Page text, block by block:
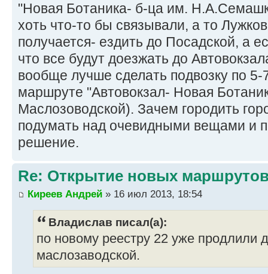
"Новая Ботаника- б-ца им.
хоть что-то бы связывали, а то
получается- ездить до Посадской, а
что все будут доезжать до
вообще лучше сделать подвозку по 5-
маршруте "Автовокзал- Новая
Маслозоводской). Зачем городить
подумать над очевидными вещами и
решение.
Re: Открытие новых
Киреев Андрей » 16 июл 2013, 18:54
Владислав писал(а):
по новому реестру 22 уже продлили
маслозаводской.